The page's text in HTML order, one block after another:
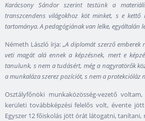
Karácsony Sándor szerint testünk a
transzcendens világokhoz köt minket, s e kettő
tartománya. A pedagógiának van lelke, egyáltalán
Németh László írja:„A diplomát szerző emberek
veti magát alá ennek a képzésnek, mert e
tanulunk, s nem a tudásért, még a nagyratörők
a munkaláza szerez pozíciót, s nem a protekcióláz
Osztályfőnöki munkaközösség-vezető
kerületi továbbképzési felelős volt, évente
Egyszer 12 főiskolás jött órát látogatni, tanítani,